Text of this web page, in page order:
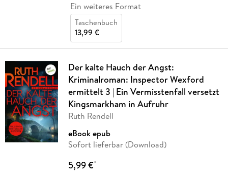
Ein weiteres Format
Taschenbuch
13,99 €
Der kalte Hauch der Angst:
Kriminalroman: Inspector Wexford
ermittelt 3 | Ein Vermisstenfall versetzt
Kingsmarkham in Aufruhr
Ruth Rendell
eBook epub
Sofort lieferbar (Download)
5,99 €*